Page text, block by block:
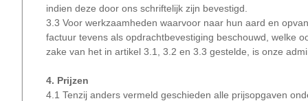
indien deze door ons schriftelijk zijn bevestigd.
3.3 Voor werkzaamheden waarvoor naar hun aard en
factuur tevens als opdrachtbevestiging beschouwd, welke
zake van het in artikel 3.1, 3.2 en 3.3 gestelde, is onze
4. Prijzen
4.1 Tenzij anders vermeld geschieden alle prijsopgaven